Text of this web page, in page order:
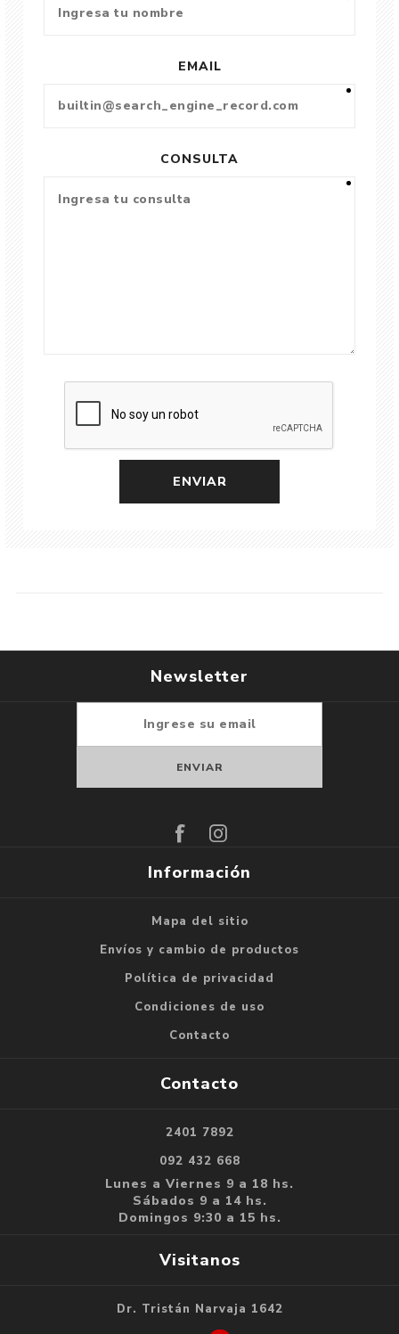
EMAIL
CONSULTA
Newsletter
Información
Mapa del sitio
Envíos y cambio de productos
Política de privacidad
Condiciones de uso
Contacto
Contacto
2401 7892
092 432 668
Lunes a Viernes 9 a 18 hs.
Sábados 9 a 14 hs.
Domingos 9:30 a 15 hs.
Visitanos
Dr. Tristán Narvaja 1642